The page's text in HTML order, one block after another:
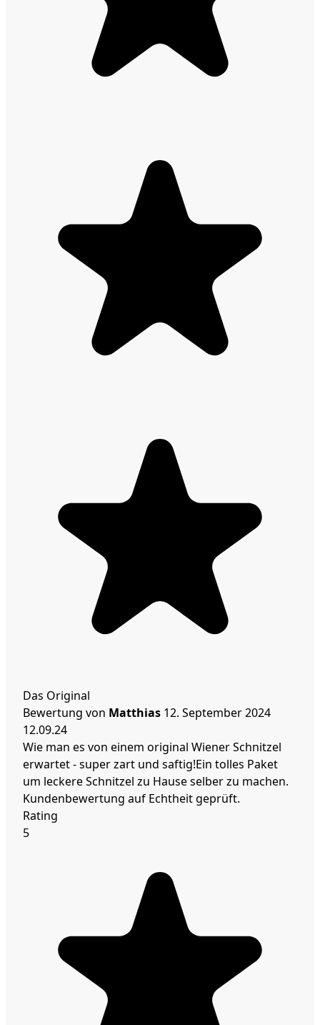
Das Original
Bewertung von Matthias 12. September 2024
12.09.24
Wie man es von einem original Wiener Schnitzel
erwartet - super zart und saftig!Ein tolles Paket
um leckere Schnitzel zu Hause selber zu machen.
Kundenbewertung auf Echtheit geprüft.
Rating
5